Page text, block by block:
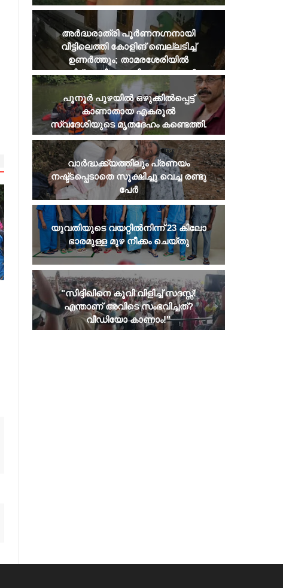
KERALA NEWS
'പാർട്ടിയിലും മുന്നണിയിലും
എതിർപ്പ്'; മദ‍്യത്തിന് നികുതി
കുറയ്ക്കാനുള്ള തീരുമാനത്തിൽ
CHEIF MINISTER
സ്ത്രീ സുരക്ഷാ
തുടരണോ?
എടുത്തിട്ടില്ലെന്ന്
അർദ്ധരാത്രി പൂർണനഗ്നനായി
വീട്ടിലെത്തി കോളിങ് ബെല്ലടിച്ച്
ഉണർത്തും; താമരശേരിയിൽ
പരിഭ്രാന്തി പരത്തി അജ്ഞാതൻ
​പൂനൂർ പുഴയിൽ ഒഴുക്കിൽപ്പെട്ട്
കാണാതായ എകരൂൽ
സ്വദേശിയുടെ മൃതദേഹം കണ്ടെത്തി.
വാർദ്ധക്ക്യത്തിലും പ്രണയം
നഷ്ട്ടപ്പെടാതെ സൂക്ഷിച്ചു വെച്ച രണ്ടു
പേർ
യുവതിയുടെ വയറ്റില്‍നിന്ന് 23 കിലോ
ഭാരമുള്ള മുഴ നീക്കം ചെയ്തു
​"സിദ്ദിഖിനെ കൂവി വിളിച്ച് സദസ്സ്!
എന്താണ് അവിടെ സംഭവിച്ചത്?
വീഡിയോ കാണാം!"